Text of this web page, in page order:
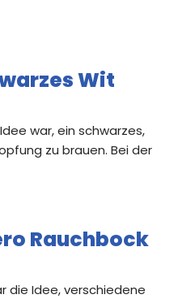
Wit
war, ein schwarzes,
zu brauen. Bei der
Rauchbock
die Idee, verschiedene